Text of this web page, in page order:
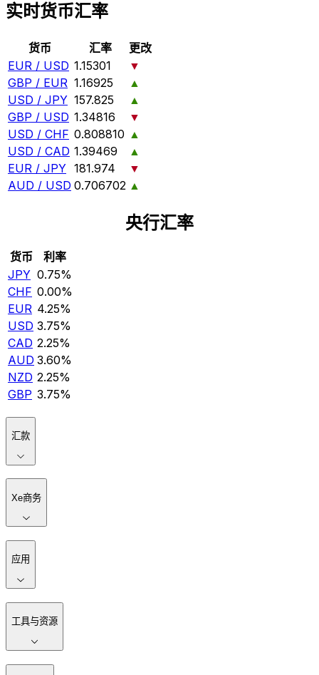
实时货币汇率
货币 汇率
更改
EUR / USD 1.15301
▼
GBP / EUR 1.16925
▲
USD / JPY 157.825
▲
GBP / USD 1.34816
▼
USD / CHF 0.808810 ▲
USD / CAD 1.39469
▲
EUR / JPY 181.974
▼
AUD / USD 0.706702 ▲
央行汇率
货币
利率
JPY 0.75%
CHF 0.00%
EUR 4.25%
USD 3.75%
CAD 2.25%
AUD 3.60%
NZD 2.25%
GBP 3.75%
汇款
Xe商务
应用
工具与资源